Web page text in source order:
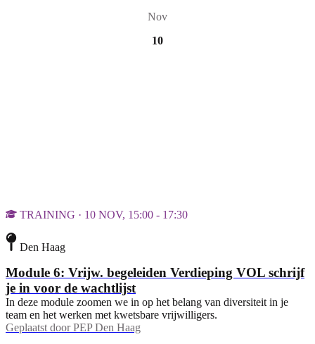
Nov
10
TRAINING · 10 NOV, 15:00 - 17:30
Den Haag
Module 6: Vrijw. begeleiden Verdieping VOL schrijf
je in voor de wachtlijst
In deze module zoomen we in op het belang van diversiteit in je
team en het werken met kwetsbare vrijwilligers.
Geplaatst door PEP Den Haag